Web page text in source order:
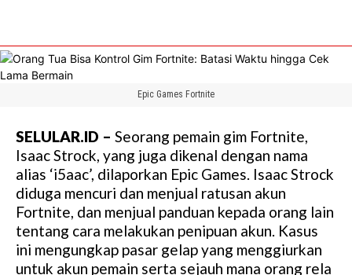
Epic Games Fortnite
SELULAR.ID – Seorang pemain gim Fortnite,
Isaac Strock, yang juga dikenal dengan nama
alias ‘i5aac’, dilaporkan Epic Games. Isaac Strock
diduga mencuri dan menjual ratusan akun
Fortnite, dan menjual panduan kepada orang lain
tentang cara melakukan penipuan akun. Kasus
ini mengungkap pasar gelap yang menggiurkan
untuk akun pemain serta sejauh mana orang rela